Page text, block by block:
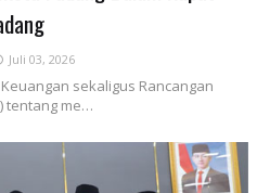
Juli 03, 2026
sekaligus Rancangan
tentang me…